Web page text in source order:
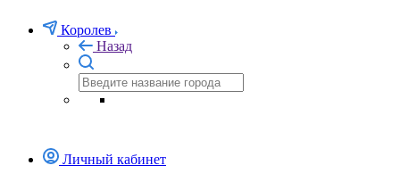
Королев
Назад
Личный кабинет